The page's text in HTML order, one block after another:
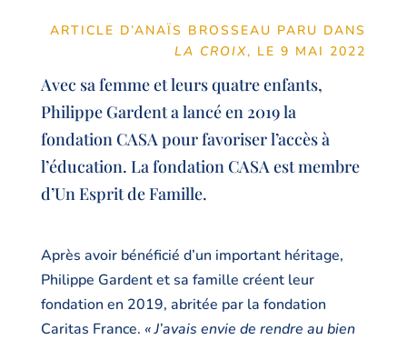
ARTICLE D’ANAÏS BROSSEAU PARU DANS
LA CROIX, LE 9 MAI 2022
Avec sa femme et leurs quatre enfants,
Philippe Gardent a lancé en 2019 la
fondation CASA pour favoriser l’accès à
l’éducation. La fondation CASA est membre
d’Un Esprit de Famille.
Après avoir bénéficié d’un important héritage,
Philippe Gardent et sa famille créent leur
fondation en 2019, abritée par la fondation
Caritas France. « J’avais envie de rendre au bien